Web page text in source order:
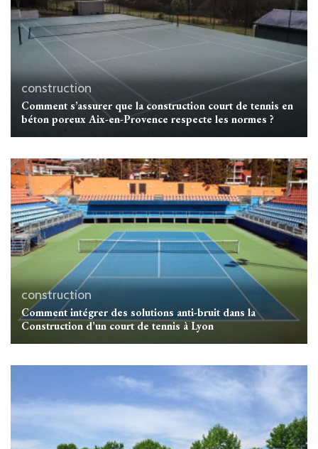
construction
Comment s’assurer que la construction court de tennis en
béton poreux Aix-en-Provence respecte les normes ?
construction
Comment intégrer des solutions anti-bruit dans la
Construction d’un court de tennis à Lyon